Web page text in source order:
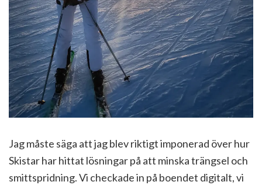
Jag måste säga att jag blev riktigt imponerad över hur
Skistar har hittat lösningar på att minska trängsel och
smittspridning. Vi checkade in på boendet digitalt, vi